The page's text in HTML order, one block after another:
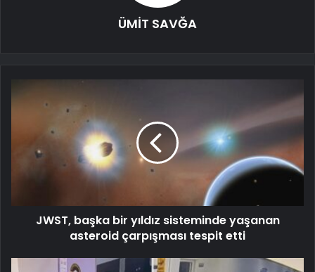
ÜMİT SAVĞA
JWST, başka bir yıldız sisteminde yaşanan
asteroid çarpışması tespit etti